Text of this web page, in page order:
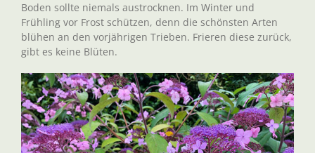
Boden sollte niemals austrocknen. Im Winter und
Frühling vor Frost schützen, denn die schönsten Arten
blühen an den vorjährigen Trieben. Frieren diese zurück,
gibt es keine Blüten.